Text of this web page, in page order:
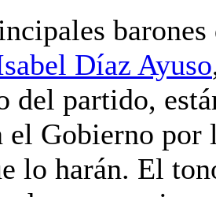
Díaz Ayuso
del partido,
el Gobierno por
lo harán. El